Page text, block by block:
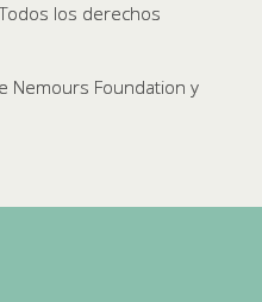
los derechos
Nemours Foundation y